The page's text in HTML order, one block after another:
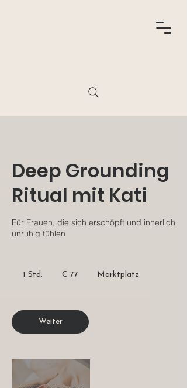
Deep Grounding
Ritual mit Kati
Für Frauen, die sich erschöpft und innerlich
unruhig fühlen
1 Std.
d
€ 77 Marktplatz
Weiter